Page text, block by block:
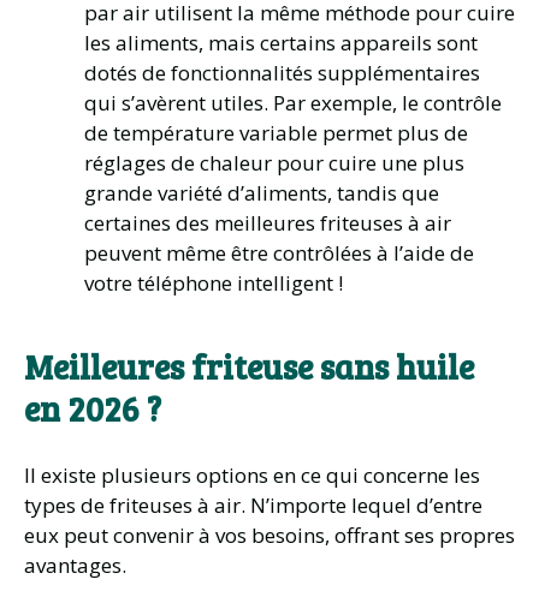
par air utilisent la même méthode pour cuire
les aliments, mais certains appareils sont
dotés de fonctionnalités supplémentaires
qui s’avèrent utiles. Par exemple, le contrôle
de température variable permet plus de
réglages de chaleur pour cuire une plus
grande variété d’aliments, tandis que
certaines des meilleures friteuses à air
peuvent même être contrôlées à l’aide de
votre téléphone intelligent !
Meilleures friteuse sans huile
en 2026 ?
Il existe plusieurs options en ce qui concerne les
types de friteuses à air. N’importe lequel d’entre
eux peut convenir à vos besoins, offrant ses propres
avantages.